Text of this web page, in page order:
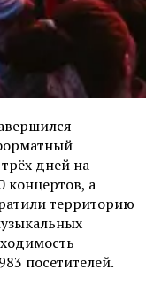
дней на
концертов, а
территорию
посетителей.